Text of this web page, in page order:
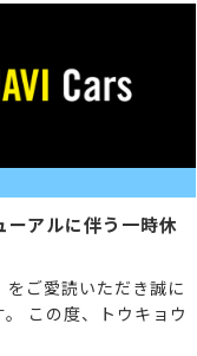
ーアルに伴う一時休
をご愛読いただき誠に
この度、トウキョウ